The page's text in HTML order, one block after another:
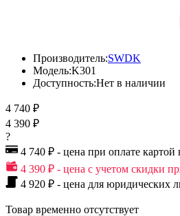
Производитель:SWDK
Модель:K301
Доступность:Нет в наличии
4 740 ₽
4 390 ₽
?
4 740 ₽ - цена при оплате картой
4 390 ₽ - цена с учетом скидки
4 920 ₽ - цена для юридических
Товар временно отсутствует